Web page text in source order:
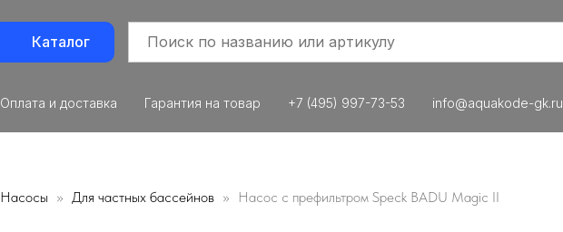
Каталог
Оплата и доставка Гарантия на товар +7 (495) 997-73-53 info@aquakode-gk.ru
Насосы Для частных бассейнов Насос с префильтром Speck BADU Magic II